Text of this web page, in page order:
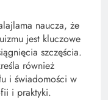
naucza, że
jest kluczowe
szczęścia.
również
i świadomości w
i praktyki.